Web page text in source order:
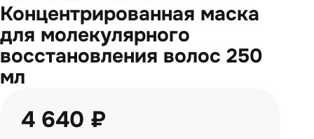
Концентрированная маска
для молекулярного
восстановления волос 250
мл
4 640 ₽